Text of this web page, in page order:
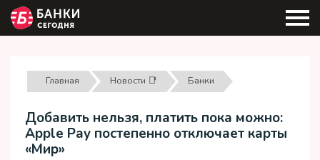
Главная Новости 📑 Банки
Добавить нельзя, платить пока можно:
Apple Pay постепенно отключает карты
«Мир»